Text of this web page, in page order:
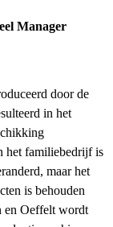
Manager
door de
in het
het familiebedrijf is
maar het
is behouden
en Oeffelt wordt